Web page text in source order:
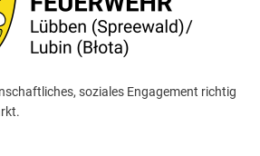
soziales Engagement richtig